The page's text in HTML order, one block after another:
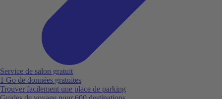
Service de salon gratuit
1 Go de données gratuites
Trouver facilement une place de parking